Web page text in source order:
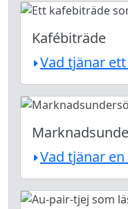
Kafébiträde
Vad tjänar
Vad tjänar